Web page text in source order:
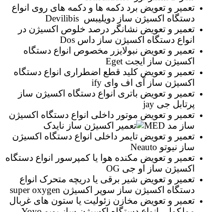
تعمیر و تعویض برد دکمه ها و دکمه های روی انواع
دستگاه اکسیژن ساز دویلیبس Devilibis
تعمیر و تعویض نشانگر درصد خلوص اکسیژن در
انواع دستگاه اکسیژن ساز داس Dos
تعمیر و تعویض نبولایزر مخصوص انواع دستگاه
اکسیژن ساز ایجت Eget
تعمیر و تعویض کلید قطع اضطراری انواع دستگاه
اکسیژن ساز آی اف وای ify
تعمیر و تعویض باتری انواع دستگاه اکسیژن ساز
پرتابل جی jay
تعمیر و تعویض موتور داخلی انواع دستگاه اکسیژن
ساز مد MED
تعمیر و تعویض تایمر داخلی انواع دستگاه اکسیژن
ساز نیوتو Neauto
تعمیر و تعویض مکنده هوا یا کمپرسور انواع دستگاه
اکسیژن ساز او جی OG
تعمیر و تعویض شیر برقی یا دریچه متحرک انواع
دستگاه اکسیژن ساز سوپر اکسیژن super oxygen
تعمیر و تعویض مخازن زئولیت یا ستون های غربال